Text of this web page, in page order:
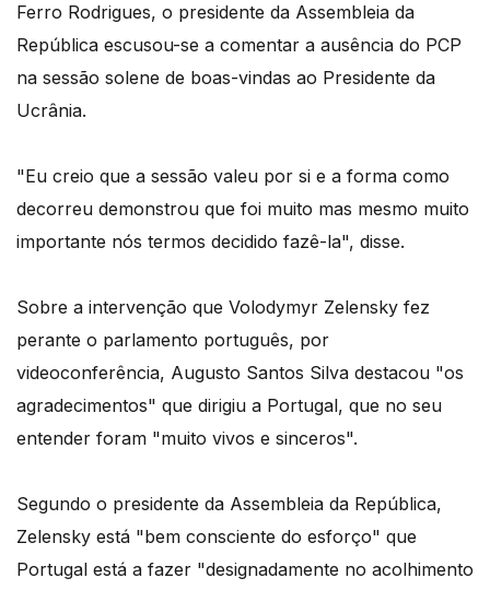
Ferro Rodrigues, o presidente da Assembleia da
República escusou-se a comentar a ausência do PCP
na sessão solene de boas-vindas ao Presidente da
Ucrânia.
"Eu creio que a sessão valeu por si e a forma como
decorreu demonstrou que foi muito mas mesmo muito
importante nós termos decidido fazê-la", disse.
Sobre a intervenção que Volodymyr Zelensky fez
perante o parlamento português, por
videoconferência, Augusto Santos Silva destacou "os
agradecimentos" que dirigiu a Portugal, que no seu
entender foram "muito vivos e sinceros".
Segundo o presidente da Assembleia da República,
Zelensky está "bem consciente do esforço" que
Portugal está a fazer "designadamente no acolhimento